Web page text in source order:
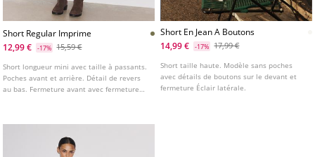
Short Regular Imprime
12,99 €
-17% 15,59 €
Short longueur mini avec taille à passants.
Poches avant et arrière. Détail de revers
au bas. Fermeture avant avec fermeture
Short En Jean A Boutons
14,99 €
-17% 17,99 €
Short taille haute. Modèle sans poches
avec détails de boutons sur le devant et
fermeture Éclair latérale.